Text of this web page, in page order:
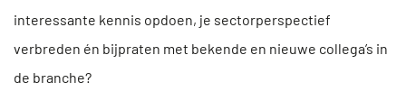
interessante kennis opdoen, je sectorperspectief
verbreden én bijpraten met bekende en nieuwe collega’s in
de branche?